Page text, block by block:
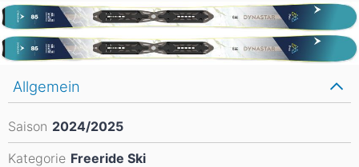
Allgemein
Saison 2024/2025
Kategorie Freeride Ski